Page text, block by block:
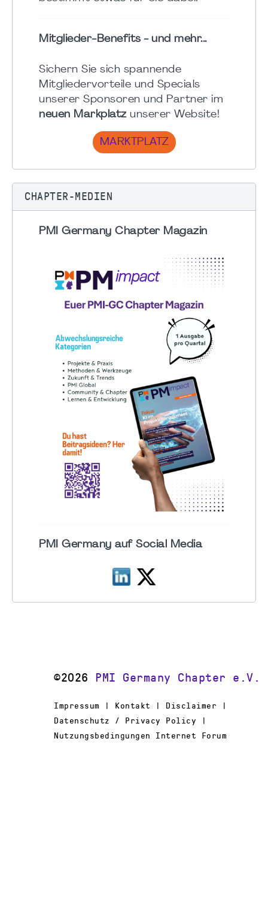
Mitglieder-Benefits - und mehr...
Sichern Sie sich spannende
Mitgliedervorteile und Specials
unserer Sponsoren und Partner im
neuen Markplatzunserer Website!
MARKTPLATZ
CHAPTER-MEDIEN
PMI Germany Chapter Magazin
PMI Germany auf Social Media
©2026 PMI Germany Chapter e.V.
Impressum | Kontakt | Disclaimer |
Datenschutz / Privacy Policy |
Nutzungsbedingungen Internet Forum